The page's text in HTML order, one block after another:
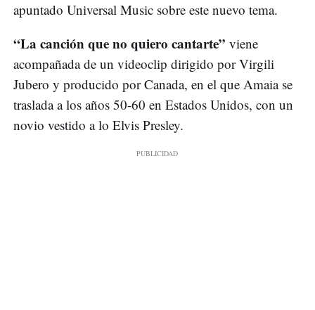
apuntado Universal Music sobre este nuevo tema.
“La canción que no quiero cantarte” viene
acompañada de un videoclip dirigido por Virgili
Jubero y producido por Canada, en el que Amaia se
traslada a los años 50-60 en Estados Unidos, con un
novio vestido a lo Elvis Presley.